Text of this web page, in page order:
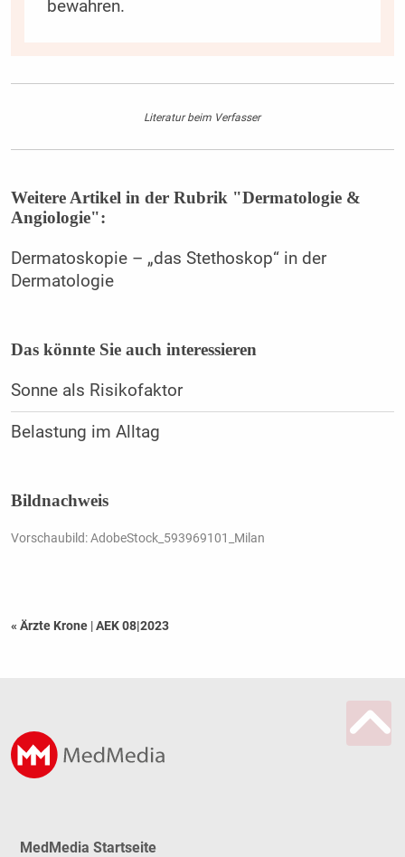
bewahren.
Literatur beim Verfasser
Weitere Artikel in der Rubrik "Dermatologie &
Angiologie":
Dermatoskopie – „das Stethoskop“ in der
Dermatologie
Das könnte Sie auch interessieren
Sonne als Risikofaktor
Belastung im Alltag
Bildnachweis
Vorschaubild: AdobeStock_593969101_Milan
« Ärzte Krone |AEK 08|2023
MedMedia Startseite